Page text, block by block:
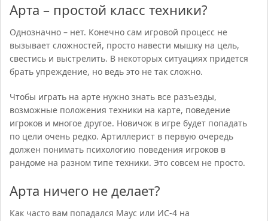
Арта – простой класс техники?
Однозначно – нет. Конечно сам игровой процесс не
вызывает сложностей, просто навести мышку на цель,
свестись и выстрелить. В некоторых ситуациях придется
брать упреждение, но ведь это не так сложно.
Чтобы играть на арте нужно знать все разъезды,
возможные положения техники на карте, поведение
игроков и многое другое. Новичок в игре будет попадать
по цели очень редко. Артиллерист в первую очередь
должен понимать психологию поведения игроков в
рандоме на разном типе техники. Это совсем не просто.
Арта ничего не делает?
Как часто вам попадался Маус или ИС-4 на